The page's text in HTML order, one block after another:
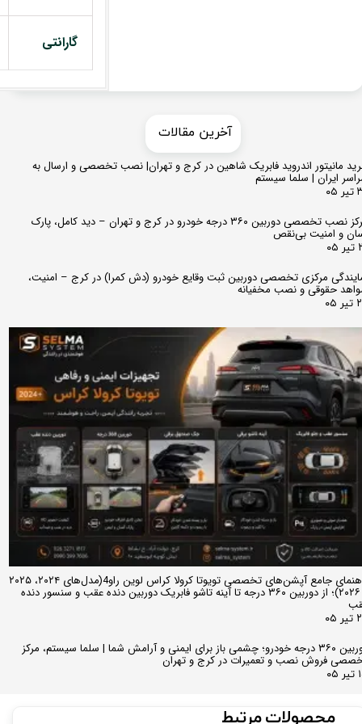
گارانتی
مانیتور اندروید فابریک شاهین در کرج و تهران| نصب تخصصی و ارسال به
ایران | سلما سیستم
مرکز نصب تخصصی دوربین ۳۶۰ درجه خودرو در کرج و تهران – دید کامل، پارک
و امنیت بی‌نقص
مرکزی تخصصی دوربین ثبت وقایع خودرو (دش کمرا) در کرج – امنیت،
حقوقی و نصب مخفیانه
راهنمای جامع آپشن‌های تخصصی تویوتا کرولا کراس لوین راو4(مدل‌های ۲۰۲۴، ۲۰۲۵
و ۲۰۲۶)؛ از دوربین ۳۶۰ درجه تا آینه تاشو فابریک دوربین دنده عقب و سنسور دنده
دوربین ۳۶۰ درجه خودرو؛ چشمی باز برای ایمنی و آرامش شما | سلما سیستم، مرکز
فروش نصب و تعمیرات در کرج و تهران
​​آخرین مقالات
محصولات مرتبط